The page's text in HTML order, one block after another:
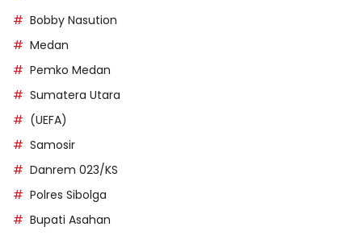
Bobby Nasution
Medan
Pemko Medan
Sumatera Utara
(UEFA)
Samosir
Danrem 023/KS
Polres Sibolga
Bupati Asahan